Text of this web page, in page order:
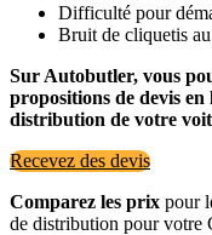
Difficulté pour
Bruit de cliquetis
Sur Autobutler, vous
propositions de devis
distribution de votre
Recevez des devis
Comparez les prix pour
de distribution pour votre